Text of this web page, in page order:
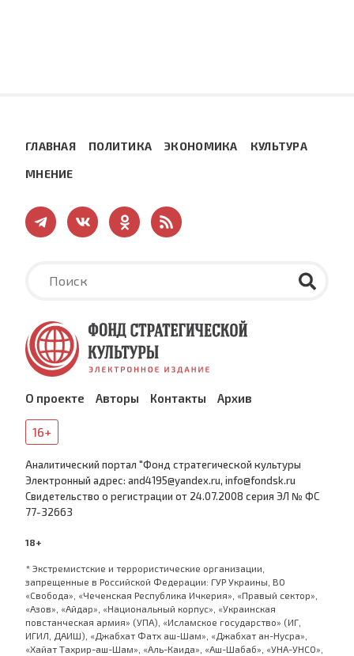
ГЛАВНАЯ ПОЛИТИКА ЭКОНОМИКА КУЛЬТУРА
МНЕНИЕ
О проекте Авторы Контакты Архив
16+
Аналитический портал "Фонд стратегической культуры
Электронный адрес: and4195@yandex.ru, info@fondsk.ru
Cвидетельство о регистрации от 24.07.2008 серия ЭЛ № ФС
77-32663
18+
* Экстремистские и террористические организации,
запрещенные в Российской Федерации: ГУР Украины, ВО
«Свобода», «Чеченская Республика Ичкерия», «Правый сектор»,
«Азов», «Айдар», «Национальный корпус», «Украинская
повстанческая армия» (УПА), «Исламское государство» (ИГ,
ИГИЛ, ДАИШ), «Джабхат Фатх аш-Шам», «Джабхат ан-Нусра»,
«Хайат Тахрир-аш-Шам», «Аль-Каида», «Аш-Шабаб», «УНА-УНСО»,